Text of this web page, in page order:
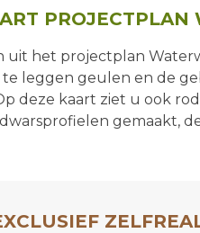
PROJECTPLAN
uit het projectplan
leggen geulen en de
deze kaart ziet u ook
gemaakt,